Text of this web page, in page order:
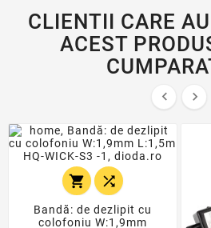
CLIENTII CARE
ACEST
 
 
Bandă: de dezlipit cu
colofoniu W:1,9mm